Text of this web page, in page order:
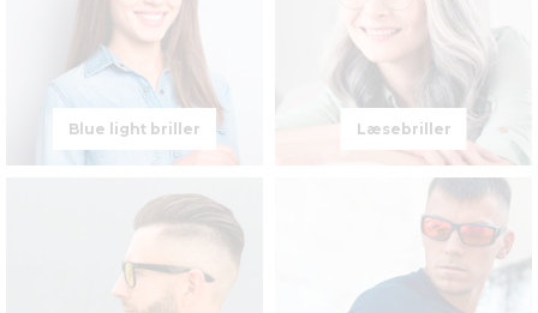
Blue light briller Læsebriller